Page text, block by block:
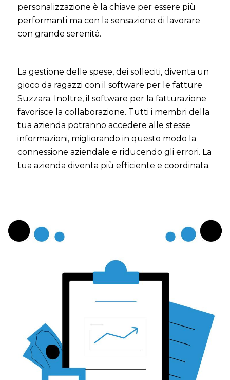
personalizzazione è la chiave per essere più
performanti ma con la sensazione di lavorare
con grande serenità.
La gestione delle spese, dei solleciti, diventa un
gioco da ragazzi con il software per le fatture
Suzzara. Inoltre, il software per la fatturazione
favorisce la collaborazione. Tutti i membri della
tua azienda potranno accedere alle stesse
informazioni, migliorando in questo modo la
connessione aziendale e riducendo gli errori. La
tua azienda diventa più efficiente e coordinata.